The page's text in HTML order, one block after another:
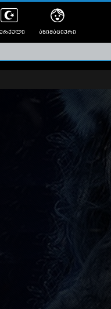
ანიმაციური